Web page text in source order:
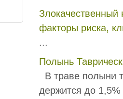
Злокачественный
факторы риска,
...
Полынь
В траве полыни
держится до